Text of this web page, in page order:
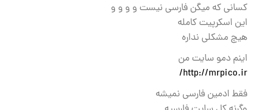
کسانی که میگن فارسی نیست و و و و
این اسکرپیت کامله
هیچ مشکلی نداره
اینم دمو سایت من
http://mrpico.ir/
فقط ادمین فارسی نمیشه